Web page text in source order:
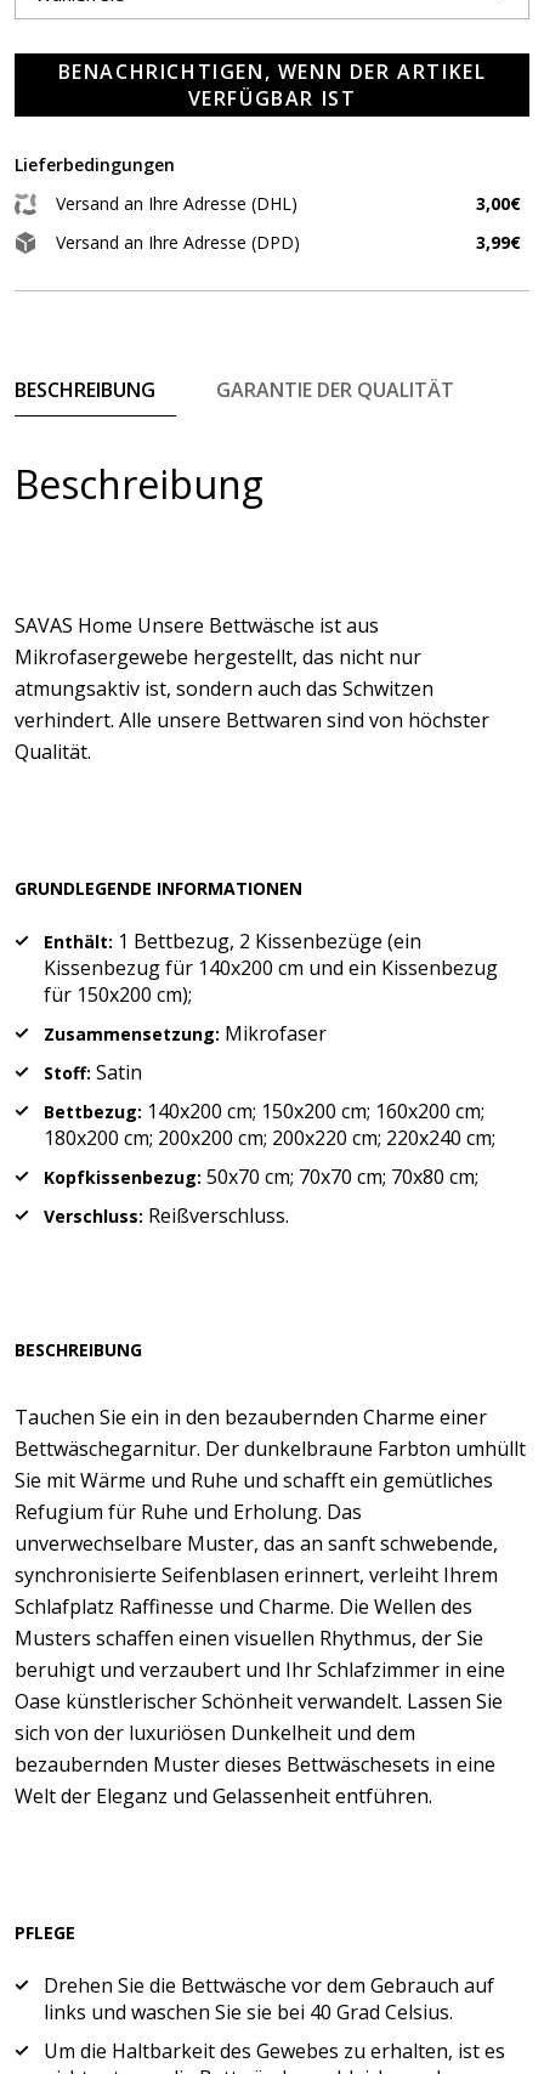
BENACHRICHTIGEN, WENN DER ARTIKEL
VERFÜGBAR IST
Lieferbedingungen
Versand an Ihre Adresse (DHL)
3,00€
Versand an Ihre Adresse (DPD)
3,99€
BESCHREIBUNG GARANTIE DER QUALITÄT
Beschreibung
SAVAS Home Unsere Bettwäsche ist aus
Mikrofasergewebe hergestellt, das nicht nur
atmungsaktiv ist, sondern auch das Schwitzen
verhindert. Alle unsere Bettwaren sind von höchster
Qualität.
GRUNDLEGENDE INFORMATIONEN
Enthält: 1 Bettbezug, 2 Kissenbezüge (ein
Kissenbezug für 140x200 cm und ein Kissenbezug
für 150x200 cm);
Zusammensetzung: Mikrofaser
Stoff: Satin
Bettbezug: 140x200 cm; 150x200 cm; 160x200 cm;
180x200 cm; 200x200 cm; 200x220 cm; 220x240 cm;
Kopfkissenbezug: 50x70 cm; 70x70 cm; 70x80 cm;
Verschluss: Reißverschluss.
BESCHREIBUNG
Tauchen Sie ein in den bezaubernden Charme einer
Bettwäschegarnitur. Der dunkelbraune Farbton umhüllt
Sie mit Wärme und Ruhe und schafft ein gemütliches
Refugium für Ruhe und Erholung. Das
unverwechselbare Muster, das an sanft schwebende,
synchronisierte Seifenblasen erinnert, verleiht Ihrem
Schlafplatz Raffinesse und Charme. Die Wellen des
Musters schaffen einen visuellen Rhythmus, der Sie
beruhigt und verzaubert und Ihr Schlafzimmer in eine
Oase künstlerischer Schönheit verwandelt. Lassen Sie
sich von der luxuriösen Dunkelheit und dem
bezaubernden Muster dieses Bettwäschesets in eine
Welt der Eleganz und Gelassenheit entführen.
PFLEGE
Drehen Sie die Bettwäsche vor dem Gebrauch auf
links und waschen Sie sie bei 40 Grad Celsius.
Um die Haltbarkeit des Gewebes zu erhalten, ist es